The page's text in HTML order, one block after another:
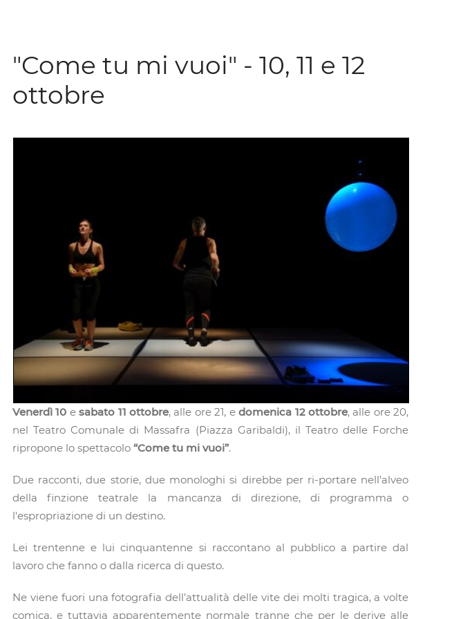
"Come tu mi vuoi" - 10, 11 e 12
ottobre
Venerdì 10 esabato 11 ottobre, alle ore 21, edomenica 12 ottobre, alle ore 20,
nel Teatro Comunale di Massafra (Piazza Garibaldi), il Teatro delle Forche
ripropone lo spettacolo “Come tu mi vuoi”.
Due racconti, due storie, due monologhi si direbbe per ri-portare nell'alveo
della finzione teatrale la mancanza di direzione, di programma o
l'espropriazione di un destino.
Lei trentenne e lui cinquantenne si raccontano al pubblico a partire dal
lavoro che fanno o dalla ricerca di questo.
Ne viene fuori una fotografia dell’attualità delle vite dei molti tragica, a volte
comica, e tuttavia apparentemente normale tranne che per le derive alle